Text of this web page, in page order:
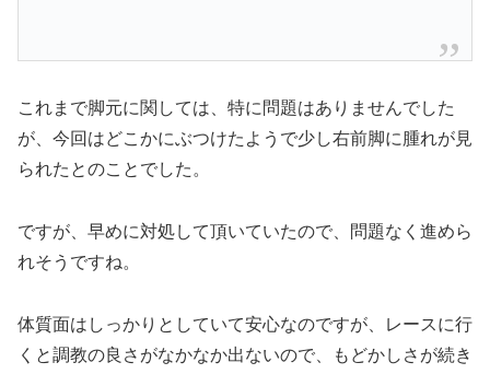
これまで脚元に関しては、特に問題はありませんでした
が、今回はどこかにぶつけたようで少し右前脚に腫れが見
られたとのことでした。
ですが、早めに対処して頂いていたので、問題なく進めら
れそうですね。
体質面はしっかりとしていて安心なのですが、レースに行
くと調教の良さがなかなか出ないので、もどかしさが続き